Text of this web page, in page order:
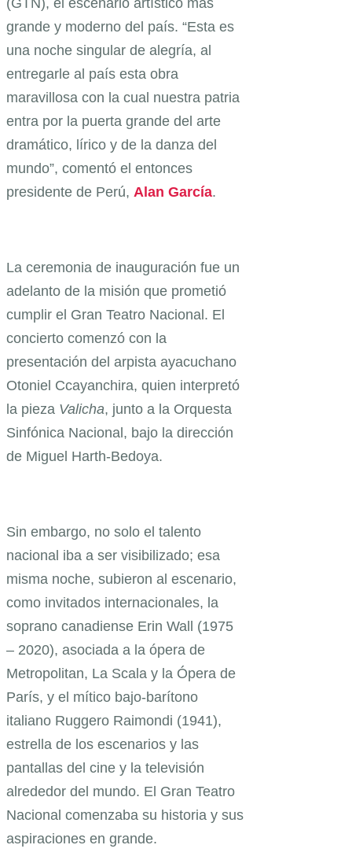
grande y moderno del país. “Esta es
una noche singular de alegría, al
entregarle al país esta obra
maravillosa con la cual nuestra patria
entra por la puerta grande del arte
dramático, lírico y de la danza del
mundo”, comentó el entonces
presidente de Perú, Alan García.
La ceremonia de inauguración fue un
adelanto de la misión que prometió
cumplir el Gran Teatro Nacional. El
concierto comenzó con la
presentación del arpista ayacuchano
Otoniel Ccayanchira, quien interpretó
la pieza Valicha, junto a la Orquesta
Sinfónica Nacional, bajo la dirección
de Miguel Harth-Bedoya.
Sin embargo, no solo el talento
nacional iba a ser visibilizado; esa
misma noche, subieron al escenario,
como invitados internacionales, la
soprano canadiense Erin Wall (1975
– 2020), asociada a la ópera de
Metropolitan, La Scala y la Ópera de
París, y el mítico bajo-barítono
italiano Ruggero Raimondi (1941),
estrella de los escenarios y las
pantallas del cine y la televisión
alrededor del mundo. El Gran Teatro
Nacional comenzaba su historia y sus
aspiraciones en grande.